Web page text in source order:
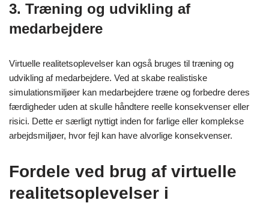
3. Træning og udvikling af
medarbejdere
Virtuelle realitetsoplevelser kan også bruges til træning og
udvikling af medarbejdere. Ved at skabe realistiske
simulationsmiljøer kan medarbejdere træne og forbedre deres
færdigheder uden at skulle håndtere reelle konsekvenser eller
risici. Dette er særligt nyttigt inden for farlige eller komplekse
arbejdsmiljøer, hvor fejl kan have alvorlige konsekvenser.
Fordele ved brug af virtuelle
realitetsoplevelser i